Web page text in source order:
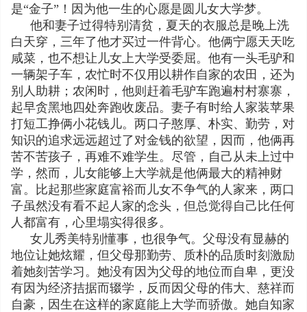
是“金子”！因为他一生的心愿是圆儿女大学梦。
他和妻子过得特别清贫，夏天的衣服总是晚上洗
白天穿，三年了他才买过一件背心。他俩宁愿天天吃
咸菜，也不想让儿女上大学受委屈。他有一头毛驴和
一辆架子车，农忙时不仅用以耕作自家的农田，还为
别人助耕；农闲时，他则赶着毛驴车跑遍村村寨寨，
起早贪黑地四处奔跑收废品。妻子有时给人家装苹果
打短工挣俩小花钱儿。两口子憨厚、朴实、勤劳，对
知识的追求远远超过了对金钱的欲望，因而，他俩再
苦不苦孩子，再难不难学生。尽管，自己从未上过中
学，然而，儿女能够上大学就是他俩最大的精神财
富。比起那些家庭富裕而儿女不争气的人家来，两口
子虽然没有看不起人家的念头，但总觉得自己比任何
人都富有，心里塌实得很多。
女儿秀美特别懂事，也很争气。父母没有显赫的
地位让她炫耀，但父母那勤劳、质朴的品质时刻激励
着她刻苦学习。她没有因为父母的地位而自卑，更没
有因为经济拮据而辍学，反而因父母的伟大、慈祥而
自豪，因生在这样的家庭能上大学而骄傲。她自知家